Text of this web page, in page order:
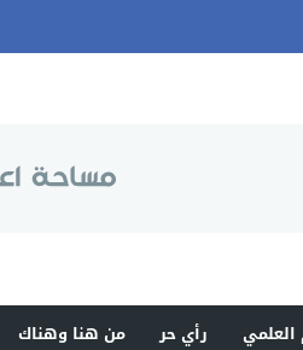
رأي حر من هنا وهناك